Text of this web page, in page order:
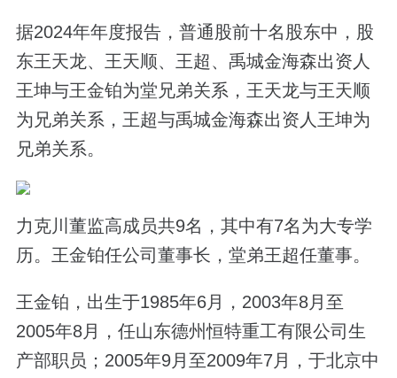
据2024年年度报告，普通股前十名股东中，股
东王天龙、王天顺、王超、禹城金海森出资人
王坤与王金铂为堂兄弟关系，王天龙与王天顺
为兄弟关系，王超与禹城金海森出资人王坤为
兄弟关系。
力克川董监高成员共9名，其中有7名为大专学
历。王金铂任公司董事长，堂弟王超任董事。
王金铂，出生于1985年6月，2003年8月至
2005年8月，任山东德州恒特重工有限公司生
产部职员；2005年9月至2009年7月，于北京中